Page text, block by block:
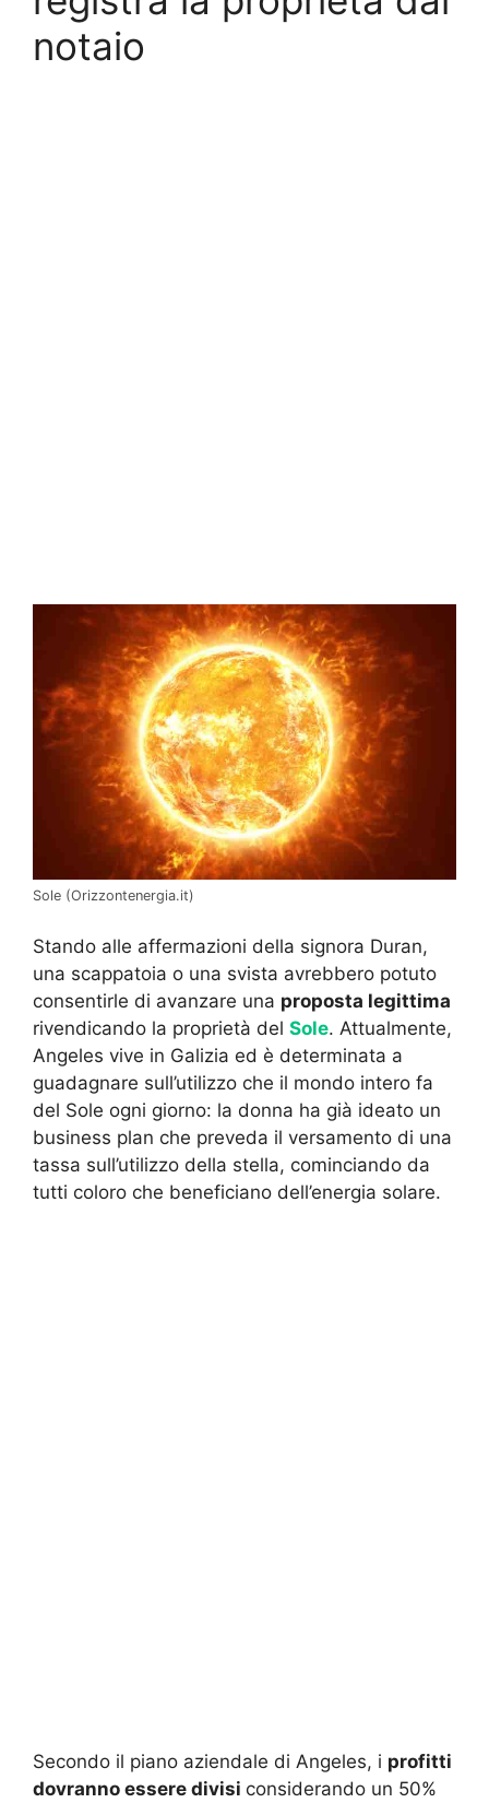
notaio
Sole (Orizzontenergia.it)
Stando alle affermazioni della signora Duran,
una scappatoia o una svista avrebbero potuto
consentirle di avanzare una proposta legittima
rivendicando la proprietà del Sole. Attualmente,
Angeles vive in Galizia ed è determinata a
guadagnare sull’utilizzo che il mondo intero fa
del Sole ogni giorno: la donna ha già ideato un
business plan che preveda il versamento di una
tassa sull’utilizzo della stella, cominciando da
tutti coloro che beneficiano dell’energia solare.
Secondo il piano aziendale di Angeles, i profitti
dovranno essere divisi considerando un 50%